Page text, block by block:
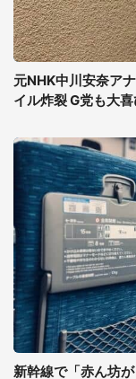
元NHK中川安奈ア
イル炸裂 G党も大
新幹線で「赤ん坊